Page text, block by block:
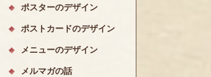
ポスターのデザイン
ポストカードのデザイン
メニューのデザイン
メルマガの話